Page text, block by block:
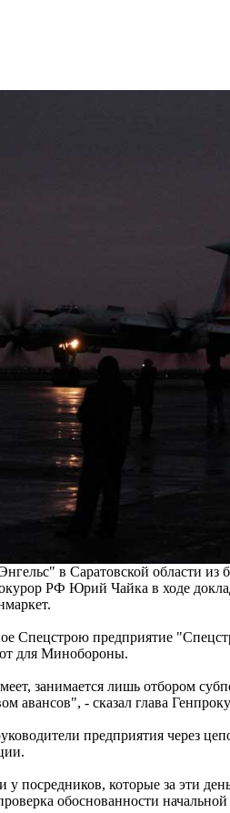
в Саратовской области
РФ Юрий Чайка в ходе
Спецстрою предприятие
для Минобороны.
занимается лишь отбором
авансов", - сказал глава
предприятия через
посредников, которые за эти
обоснованности